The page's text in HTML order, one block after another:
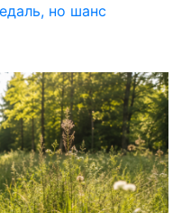
но шанс